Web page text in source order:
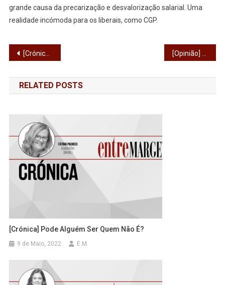
grande causa da precarização e desvalorização salarial. Uma
realidade incómoda para os liberais, como CGP.
Navegação
de
artigos
[Crónica] Pode Alguém Ser Quem Não É? [Opinião] Via sacra quaresmal
RELATED POSTS
[Crónica] Pode Alguém Ser Quem Não É?
9 de Maio, 2022 E.M.